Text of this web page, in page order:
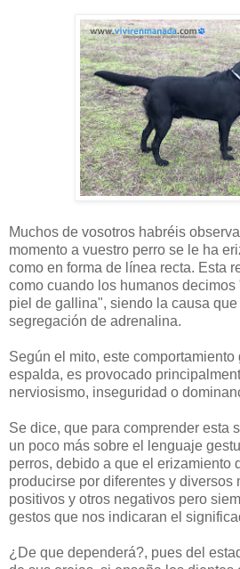
Muchos de vosotros habréis
momento a vuestro perro se le ha
como en forma de línea recta. Esta
como cuando los humanos
piel de gallina", siendo la causa
segregación de adrenalina.
Según el mito, este
espalda, es provocado
nerviosismo, inseguridad o
Se dice, que para comprender esta
un poco más sobre el lenguaje
perros, debido a que el erizamiento
producirse por diferentes y diversos
positivos y otros negativos pero
gestos que nos indicaran el
¿De que dependerá?, pues del